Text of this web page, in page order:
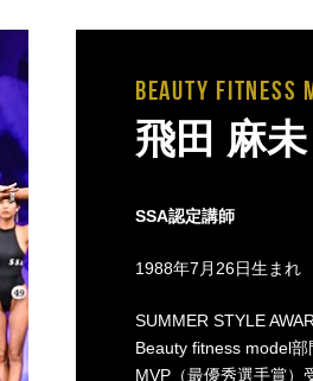
BEAUTY
飛田 麻未
SSA認定講師
1988年7月26日生まれ
SUMMER STYLE
Beauty fitness model部
MVP（最優秀選手賞）